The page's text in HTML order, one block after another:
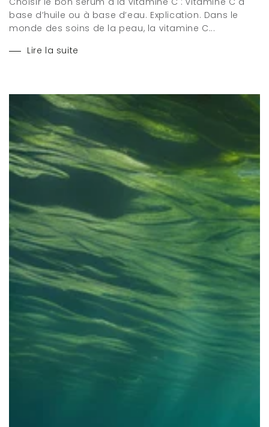
base d’huile ou à base d’eau. Explication. Dans le
monde des soins de la peau, la vitamine C...
Lire la suite